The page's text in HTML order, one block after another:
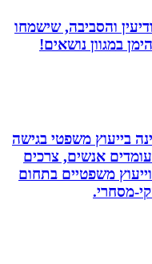
והסביבה, שישמחו
נושאים!
משפטי בגישה
אנשים, צרכים
משפטיים בתחום